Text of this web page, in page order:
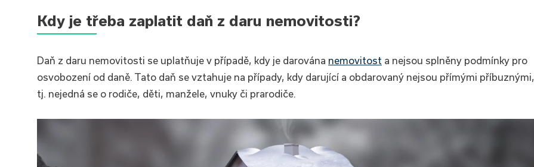
Kdy je třeba zaplatit daň z daru nemovitosti?
Daň z daru nemovitosti se uplatňuje v případě, kdy je darována nemovitost a nejsou splněny podmínky pro
osvobození od daně. Tato daň se vztahuje na případy, kdy darující a obdarovaný nejsou přímými příbuznými,
tj. nejedná se o rodiče, děti, manžele, vnuky či prarodiče.